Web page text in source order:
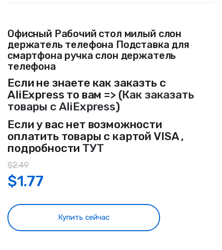
Офисный Рабочий стол милый слон
держатель телефона Подставка для
смартфона ручка слон держатель
телефона
Если не знаете как заказть с
AliExpress то вам => (Как заказать
товары с AliExpress)
Если у вас нет возможности
оплатить товары с картой VISA ,
подробности ТУТ
$2.49
$1.77
Купить сейчас